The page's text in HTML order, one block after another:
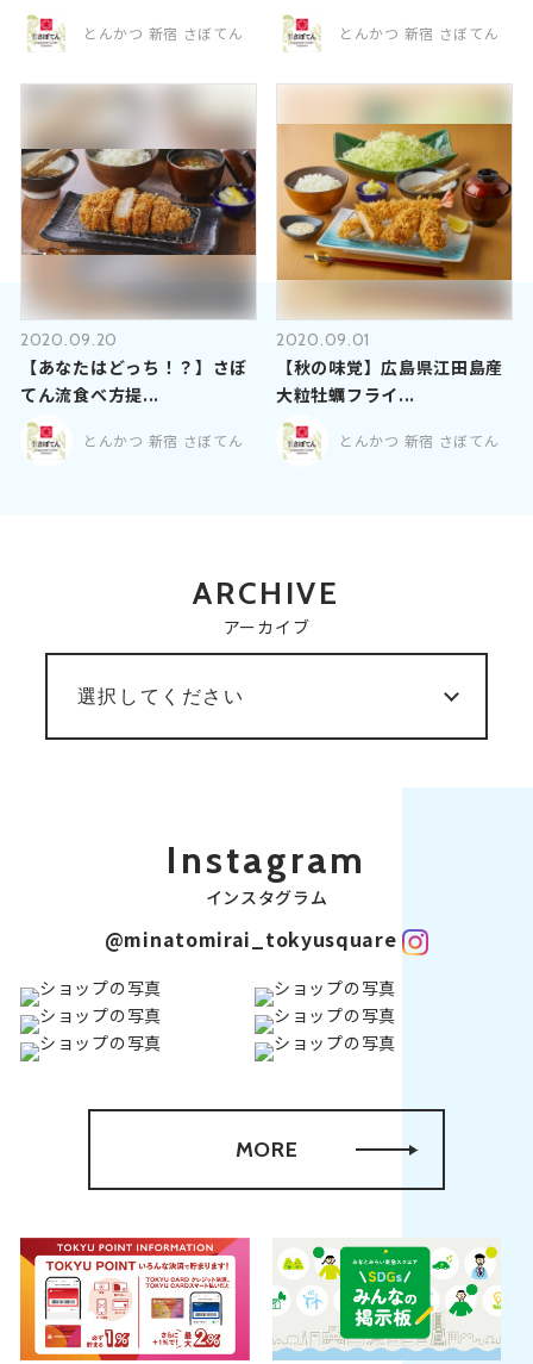
とんかつ 新宿 さぼてん とんかつ 新宿 さぼてん
2020.09.20
【あなたはどっち！？】さぼ
てん流食べ方提...
とんかつ 新宿 さぼてん
2020.09.01
【秋の味覚】広島県江田島産
大粒牡蠣フライ...
とんかつ 新宿 さぼてん
ARCHIVE
アーカイブ
Instagram
インスタグラム
@minatomirai_tokyusquare
MORE